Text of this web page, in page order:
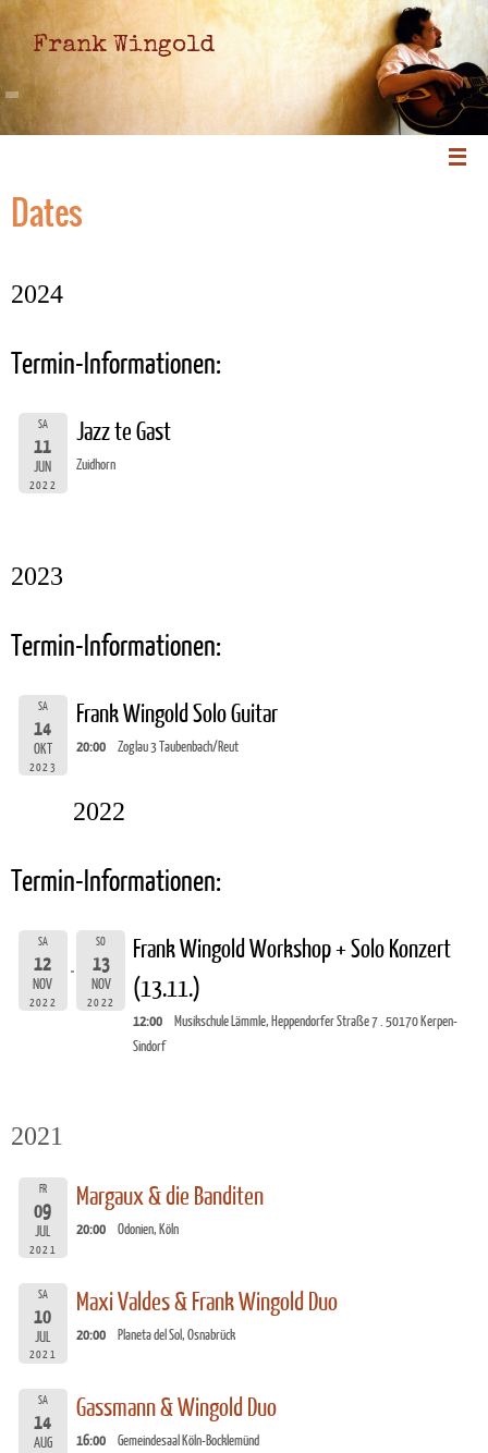
Frank Wingold
Dates
2024
Termin-Informationen:
SA
11
JUN
2022
Jazz te Gast
Zuidhorn
2023
Termin-Informationen:
SA
14
OKT
2023
Frank Wingold Solo Guitar
20:00 Zoglau 3 Taubenbach/Reut
2022
Termin-Informationen:
SA
12
NOV
2022
SO
13
NOV
2022
Frank Wingold Workshop + Solo Konzert
(13.11.)
12:00
Musikschule Lämmle, Heppendorfer Straße 7 . 50170 Kerpen-
Sindorf
2021
FR
09
JUL
2021
Margaux & die Banditen
20:00 Odonien, Köln
SA
10
JUL
2021
Maxi Valdes & Frank Wingold Duo
20:00 Planeta del Sol, Osnabrück
SA
14
AUG
Gassmann & Wingold Duo
16:00 Gemeindesaal Köln-Bocklemünd